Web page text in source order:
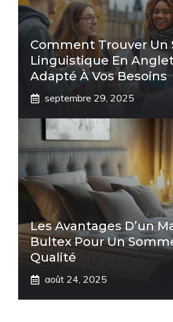
Comment Trouver Un
Linguistique En
Adapté À Vos Besoins
septembre 29, 2025
Les Avantages D’un
Bultex Pour Un
Qualité
août 24, 2025